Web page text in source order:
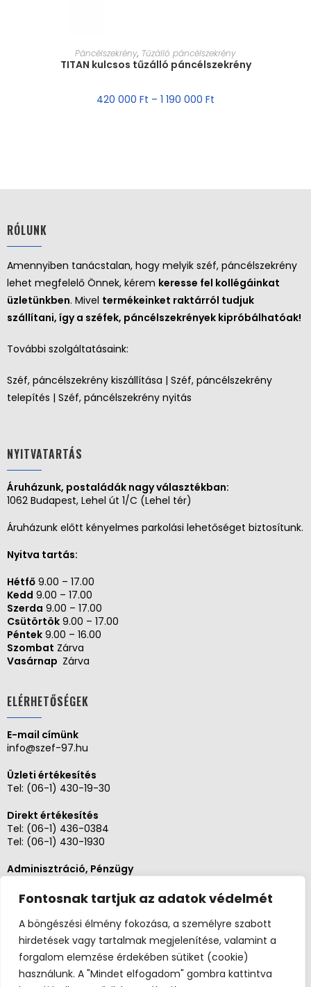
Fontosnak tartjuk az adatok védelmét
A böngészési élmény fokozása, a személyre szabott
hirdetések vagy tartalmak megjelenítése, valamint a
forgalom elemzése érdekében sütiket (cookie)
használunk. A "Mindet elfogadom" gombra kattintva
MÉRET VÁLASZTÁSA
Páncélszekrény, Tűzálló páncélszekrény
TITAN kulcsos tűzálló páncélszekrény
420 000 Ft – 1 190 000 Ft
RÓLUNK
Amennyiben tanácstalan, hogy melyik széf, páncélszekrény
lehet megfelelő Önnek, kérem keresse fel kollégáinkat
üzletünkben. Mivel termékeinket raktárról tudjuk
szállítani, így a széfek, páncélszekrények kipróbálhatóak!
További szolgáltatásaink:
Széf, páncélszekrény kiszállítása | Széf, páncélszekrény
telepítés | Széf, páncélszekrény nyitás
NYITVATARTÁS
Áruházunk, postaládák nagy választékban:
1062 Budapest, Lehel út 1/C (Lehel tér)
Áruházunk előtt kényelmes parkolási lehetőséget biztosítunk.
Nyitva tartás:
Hétfő 9.00 – 17.00
Kedd 9.00 – 17.00
Szerda 9.00 – 17.00
Csütörtök 9.00 – 17.00
Péntek 9.00 – 16.00
Szombat Zárva
Vasárnap Zárva
ELÉRHETŐSÉGEK
E-mail címünk
info@szef-97.hu
Üzleti értékesítés
Tel: (06-1) 430-19-30
Direkt értékesítés
Tel: (06-1) 436-0384
Tel: (06-1) 430-1930
Adminisztráció, Pénzügy
Szerviz és karbantartás
Tel: (06-20)3268654
Tel: (06-1) 436-0384